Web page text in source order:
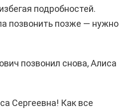
подробностей.
позвонить позже — нужно
позвонил снова, Алиса
Сергеевна! Как все